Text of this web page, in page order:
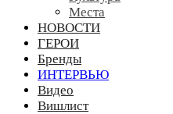
Места
НОВОСТИ
ГЕРОИ
Бренды
ИНТЕРВЬЮ
Видео
Вишлист